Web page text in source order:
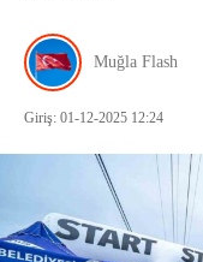
Muğla Flash
Giriş: 01-12-2025 12:24